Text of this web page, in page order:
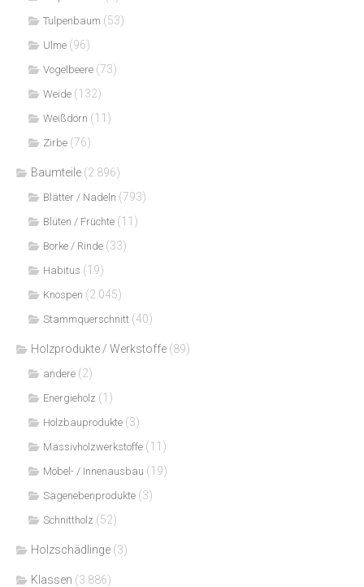
Tulpenbaum (53)
Ulme (96)
Vogelbeere (73)
Weide (132)
Weißdorn (11)
Zirbe (76)
Baumteile (2.896)
Blätter / Nadeln (793)
Blüten / Früchte (11)
Borke / Rinde (33)
Habitus (19)
Knospen (2.045)
Stammquerschnitt (40)
Holzprodukte / Werkstoffe (89)
andere (2)
Energieholz (1)
Holzbauprodukte (3)
Massivholzwerkstoffe (11)
Möbel- / Innenausbau (19)
Sägenebenprodukte (3)
Schnittholz (52)
Holzschädlinge (3)
Klassen (3.886)